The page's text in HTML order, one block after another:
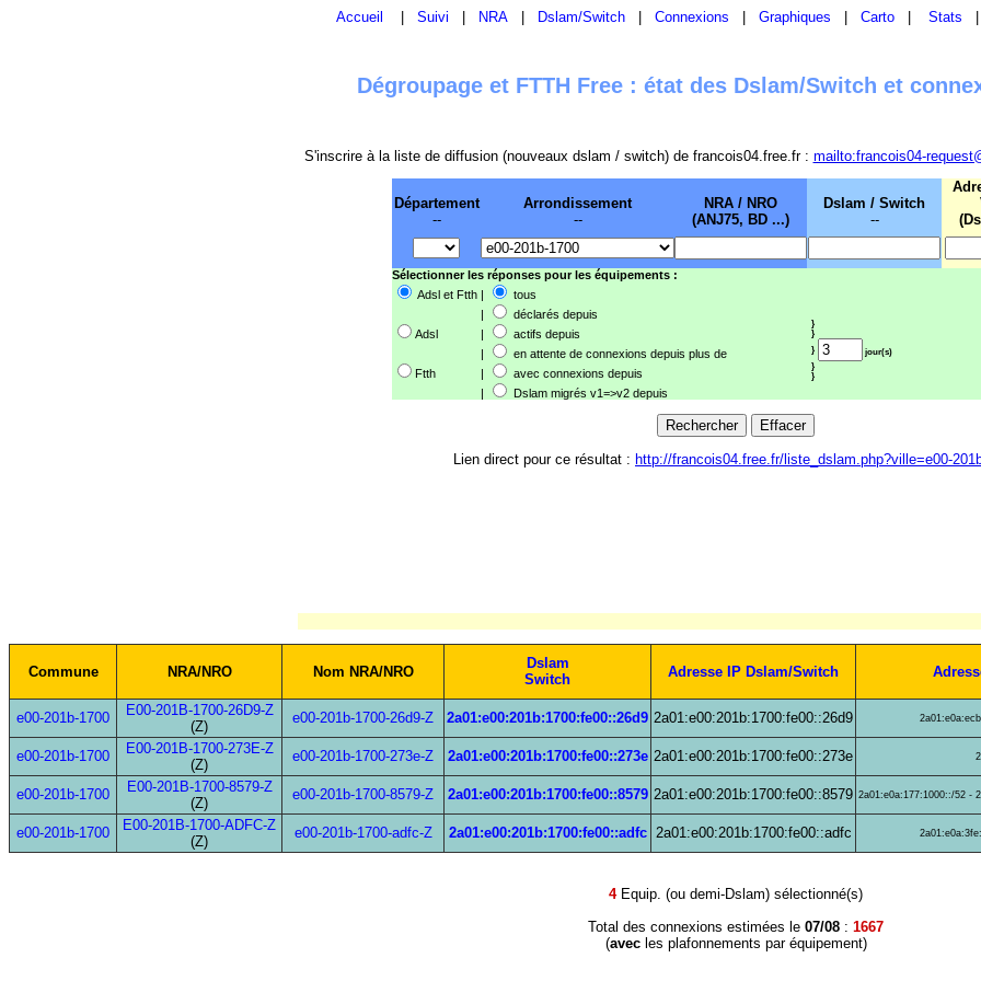
Accueil Suivi NRA Dslam/Switch Connexions Graphiques Carto Stats
Dégroupage et FTTH Free : état des Dslam/Switch et
S'inscrire à la liste de diffusion (nouveaux dslam / switch) de francois04.free.fr : mailto:francois04-
Département
--
Arrondissement
--
NRA / NRO
(ANJ75, BD ...)
Dslam / Switch
--
Sélectionner les réponses pour les équipements :
Adsl et Ftth |
tous
|
déclarés depuis
}
}
}
jour(s)
}
}
Adsl |
actifs depuis
|
en attente de connexions depuis plus de
Ftth
|
avec connexions depuis
|
Dslam migrés v1=>v2 depuis
Lien direct pour ce résultat : http://francois04.free.fr/liste_dslam.php?ville=e00-
Commune NRA/NRO Nom NRA/NRO
Dslam
Switch
Adresse IP Dslam/Switch
e00-201b-1700
E00-201B-1700-26D9-Z
(Z)
e00-201b-1700-26d9-Z 2a01:e00:201b:1700:fe00::26d9 2a01:e00:201b:1700:fe00::26d9
e00-201b-1700
E00-201B-1700-273E-Z
(Z)
e00-201b-1700-273e-Z 2a01:e00:201b:1700:fe00::273e 2a01:e00:201b:1700:fe00::273e
e00-201b-1700
E00-201B-1700-8579-Z
(Z)
e00-201b-1700-8579-Z 2a01:e00:201b:1700:fe00::8579 2a01:e00:201b:1700:fe00::8579 2a01:e0a:177:1000::/52 -
e00-201b-1700
E00-201B-1700-ADFC-Z
(Z)
e00-201b-1700-adfc-Z 2a01:e00:201b:1700:fe00::adfc 2a01:e00:201b:1700:fe00::adfc
4Equip. (ou demi-Dslam) sélectionné(s)
Total des connexions estimées le 07/08 : 1667
(avecles plafonnements par équipement)